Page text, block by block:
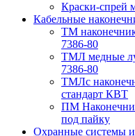
Краски-спрей
Кабельные
ТМ
7386-80
ТМЛ медные
7386-80
ТМЛс
стандарт КВТ
ПМ
под пайку
Охранные системы и